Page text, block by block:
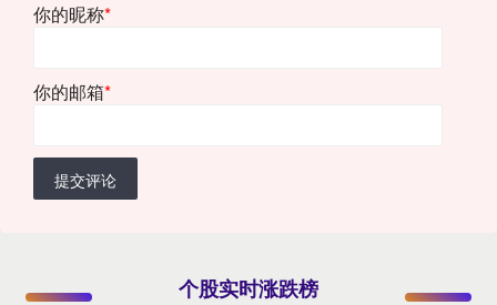
你的昵称*
你的邮箱*
提交评论
个股实时涨跌榜